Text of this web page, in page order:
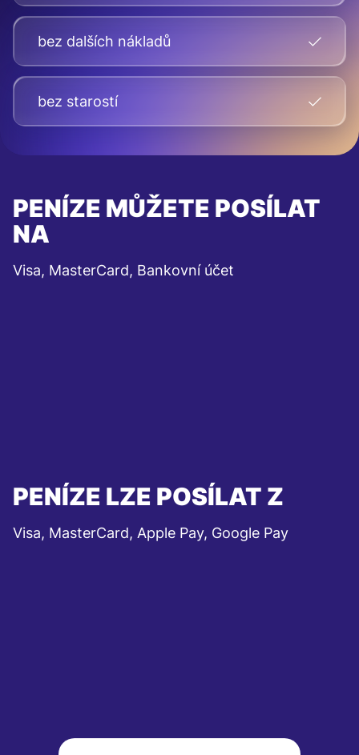
bez dalších nákladů
bez starostí
PENÍZE MŮŽETE POSÍLAT
NA
Visa, MasterCard, Bankovní účet
PENÍZE LZE POSÍLAT Z
Visa, MasterCard, Apple Pay, Google Pay